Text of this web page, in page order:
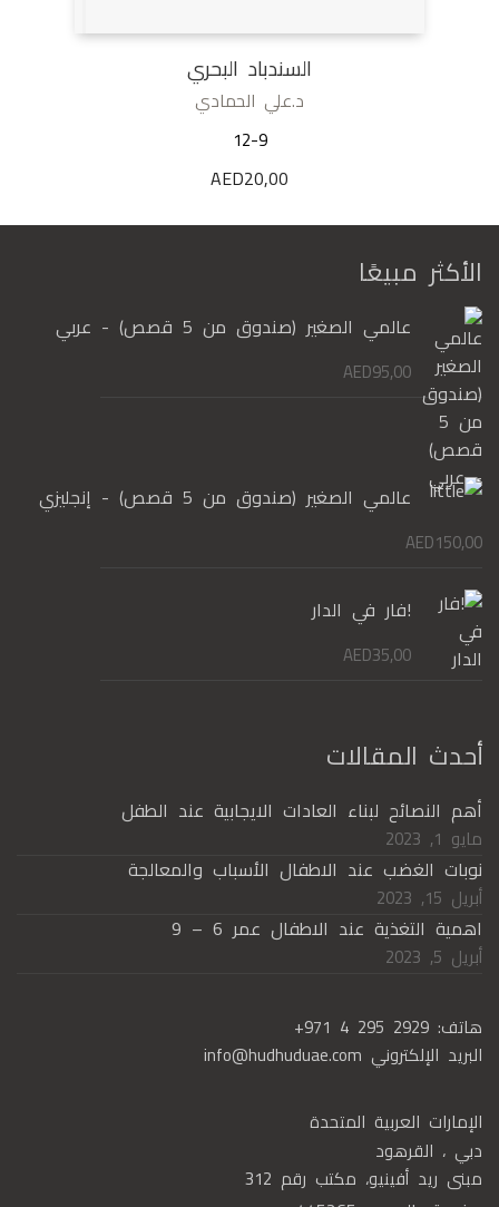
السندباد البحري
د.علي الحمادي
12-9
AED20,00
الأكثر مبيعًا
عالمي الصغير (صندوق من 5 قصص) - عربي
AED95,00
عالمي الصغير (صندوق من 5 قصص) - إنجليزي
AED150,00
!فار في الدار
AED35,00
أحدث المقالات
أهم النصائح لبناء العادات الايجابية عند الطفل
مايو 1, 2023
نوبات الغضب عند الاطفال الأسباب والمعالجة
أبريل 15, 2023
اهمية التغذية عند الاطفال عمر 6 – 9
أبريل 5, 2023
هاتف: +971 4 295 2929
البريد الإلكتروني info@hudhuduae.com
الإمارات العربية المتحدة
دبي ، القرهود
مبنى ريد أفينيو، مكتب رقم 312